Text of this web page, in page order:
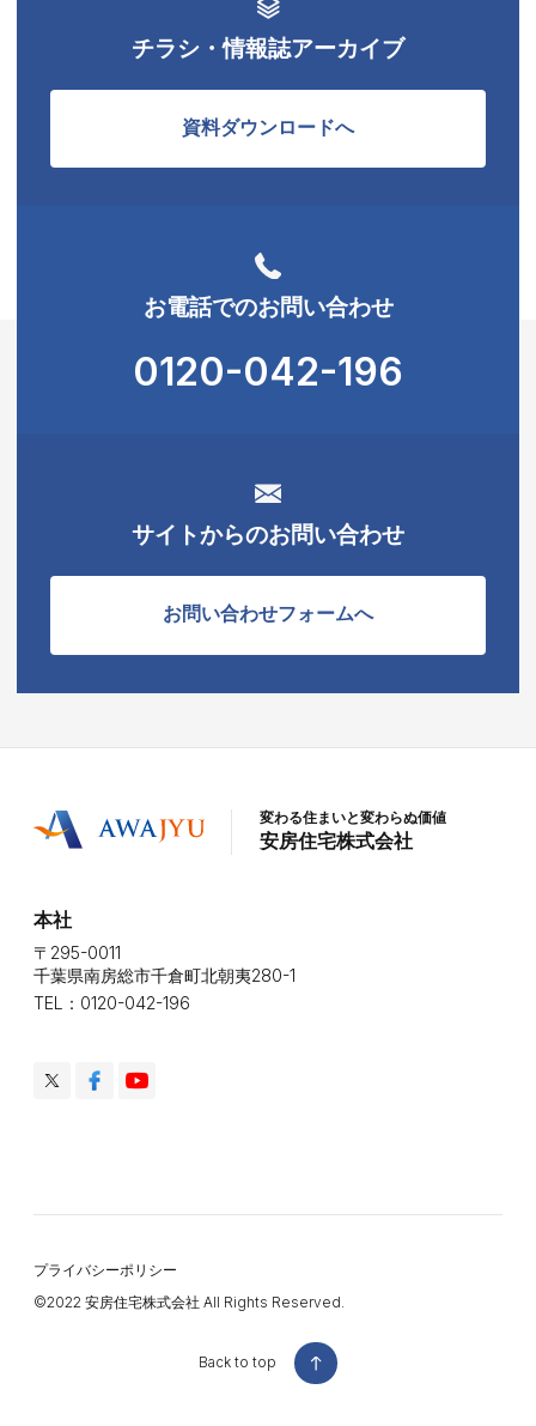
チラシ・情報誌アーカイブ
資料ダウンロードへ
お電話でのお問い合わせ
0120-042-196
サイトからのお問い合わせ
お問い合わせフォームへ
変わる住まいと変わらぬ価値
安房住宅株式会社
本社
〒295-0011
千葉県南房総市千倉町北朝夷280-1
TEL：0120-042-196
プライバシーポリシー
©️2022 安房住宅株式会社 All Rights Reserved.
Back to top